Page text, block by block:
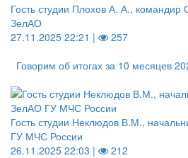
Гость студии Плохов А. А.,
ЗелАО
27.11.2025 22:21 |
257
Говорим об итогах за 10 месяцев
Гость студии Неклюдов В.М.,
ГУ МЧС России
26.11.2025 22:03 |
212